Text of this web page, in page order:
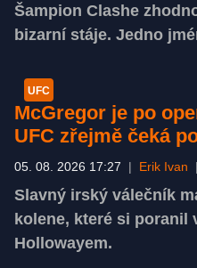
Šampion Clashe
bizarní stáje. Jedno
UFC
McGregor je po
UFC zřejmě čeká
05. 08. 2026 17:27 Erik Ivan
Slavný irský válečník
kolene, které si poranil
Hollowayem.